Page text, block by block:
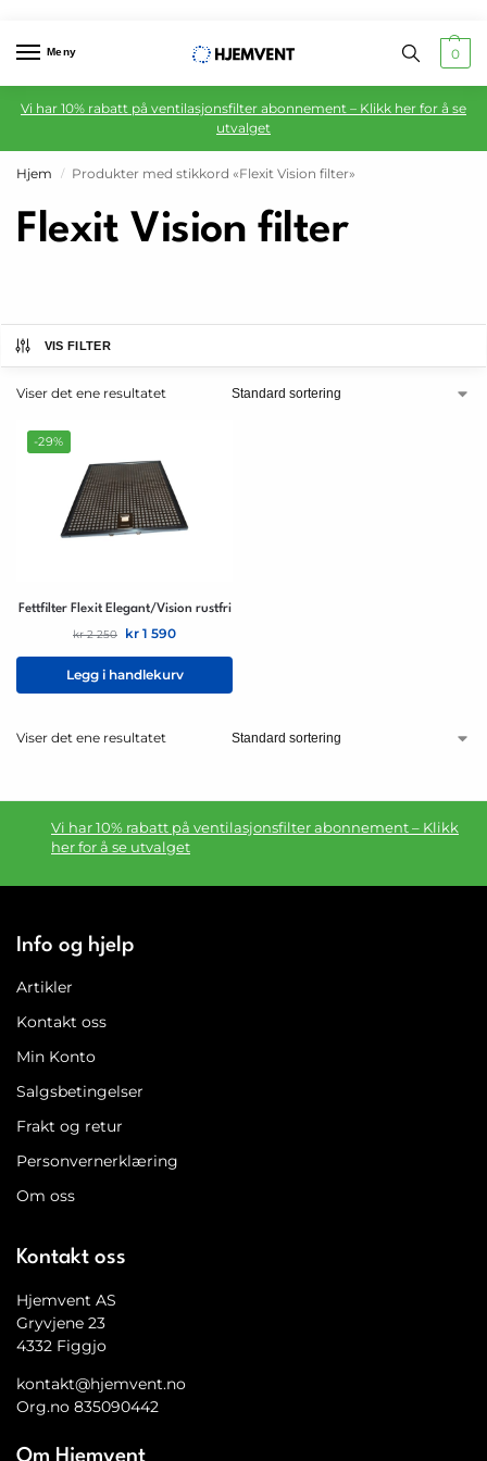
Meny 0
Vi har 10% rabatt på ventilasjonsfilter abonnement – Klikk her for å se
utvalget
Hjem / Produkter med stikkord «Flexit Vision filter»
Flexit Vision filter
VIS FILTER
Viser det ene resultatet
-29%
Fettfilter Flexit Elegant/Vision rustfri
kr2 250 kr 1 590
Legg i handlekurv
Viser det ene resultatet
Vi har 10% rabatt på ventilasjonsfilter abonnement – Klikk
her for å se utvalget
Info og hjelp
Artikler
Kontakt oss
Min Konto
Salgsbetingelser
Frakt og retur
Personvernerklæring
Om oss
Kontakt oss
Hjemvent AS
Gryvjene 23
4332 Figgjo
kontakt@hjemvent.no
Org.no 835090442
Om Hjemvent